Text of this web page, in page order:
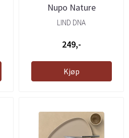
Nupo Nature
LIND DNA
249,-
Kjøp